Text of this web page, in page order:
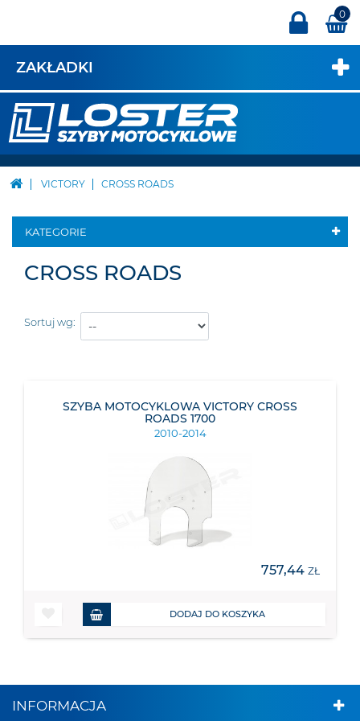
0
ZAKŁADKI
VICTORY CROSS ROADS
KATEGORIE
CROSS ROADS
Sortuj wg:
SZYBA MOTOCYKLOWA VICTORY CROSS
ROADS 1700
2010-2014
757,44 ZŁ
DODAJ DO KOSZYKA
INFORMACJA